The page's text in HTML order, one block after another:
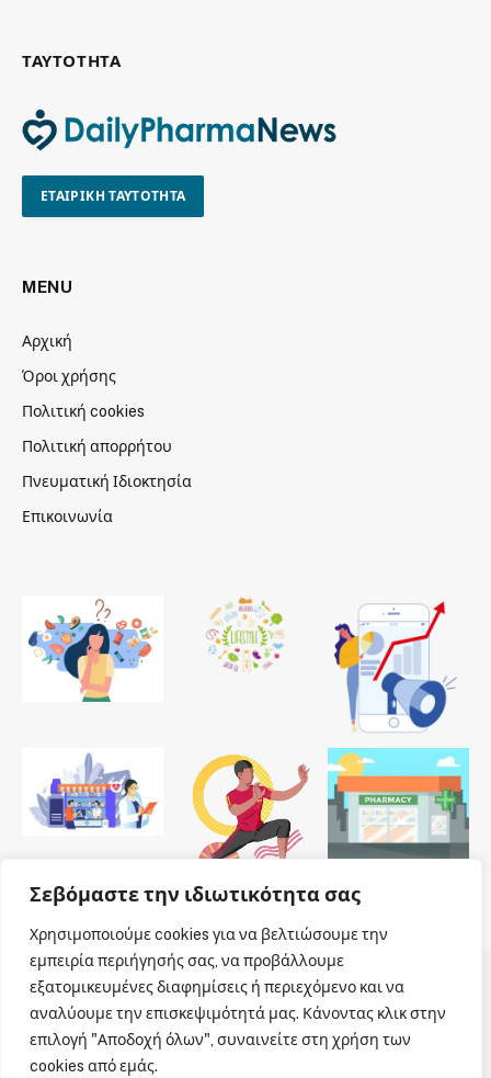
Σεβόμαστε την ιδιωτικότητα σας
Χρησιμοποιούμε cookies για να βελτιώσουμε την
εμπειρία περιήγησής σας, να προβάλλουμε
εξατομικευμένες διαφημίσεις ή περιεχόμενο και να
αναλύουμε την επισκεψιμότητά μας. Κάνοντας κλικ στην
επιλογή "Αποδοχή όλων", συναινείτε στη χρήση των
cookies από εμάς.
ΤΑΥΤΟΤΗΤΑ
ΕΤΑΙΡΙΚΗ ΤΑΥΤΟΤΗΤΑ
MENU
Αρχική
Όροι χρήσης
Πολιτική cookies
Πολιτική απορρήτου
Πνευματική Ιδιοκτησία
Επικοινωνία
© 2026 Dailypharmanews. Designed byDailypharmanews
Αρχική Όροι χρήσης
Πολιτική cookies